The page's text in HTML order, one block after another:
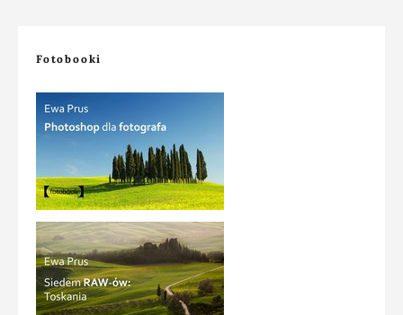
Fotobooki